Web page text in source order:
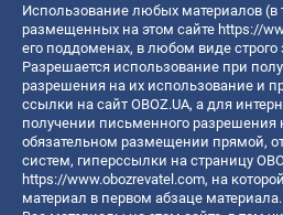
Использование любых материалов (в
размещенных на этом сайте https://
его поддоменах, в любом виде строго
Разрешается использование при
разрешения на их использование и
ссылки на сайт OBOZ.UA, а для
получении письменного разрешения
обязательном размещении прямой,
систем, гиперссылки на страницу
https://www.obozrevatel.com, на
материал в первом абзаце материала.